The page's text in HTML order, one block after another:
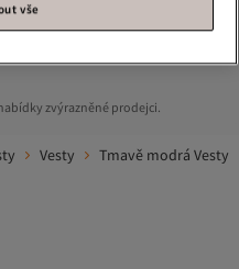
zvýrazněné prodejci.
Vesty Tmavě modrá Vesty
vše